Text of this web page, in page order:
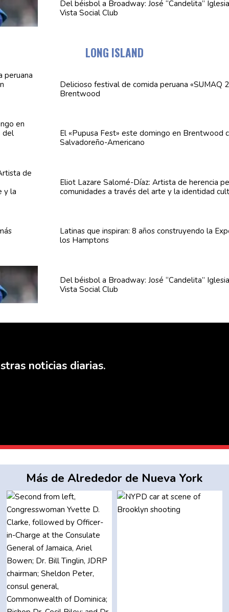
Del béisbol a Broadway: José“Candelita”
Vista Social Club
LONG ISLAND
Delicioso festival de comida peruana «SUMAQ
Brentwood
El «Pupusa Fest» este domingo en Brentwood
Salvadoreño-Americano
Eliot LazareSalomé-Díaz: Artista de herencia
comunidades a través del arte y la identidad
Latinas que inspiran: 8 añosconstruyendo la
los Hamptons
Del béisbol a Broadway: José“Candelita”
Vista Social Club
noticias diarias.
Más de Alrededor de Nueva York